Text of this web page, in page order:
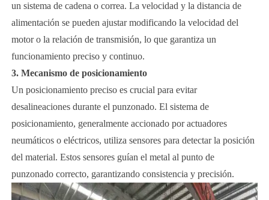
un sistema de cadena o correa. La velocidad y la distancia de
alimentación se pueden ajustar modificando la velocidad del
motor o la relación de transmisión, lo que garantiza un
funcionamiento preciso y continuo.
3. Mecanismo de posicionamiento
Un posicionamiento preciso es crucial para evitar
desalineaciones durante el punzonado. El sistema de
posicionamiento, generalmente accionado por actuadores
neumáticos o eléctricos, utiliza sensores para detectar la posición
del material. Estos sensores guían el metal al punto de
punzonado correcto, garantizando consistencia y precisión.